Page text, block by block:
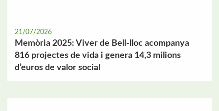
21/07/2026
Memòria 2025: Viver de Bell-lloc acompanya
816 projectes de vida i genera 14,3 milions
d’euros de valor social